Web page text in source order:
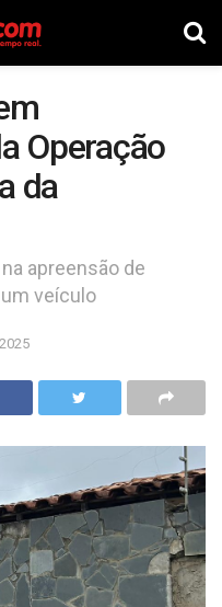
Operação
da
apreensão de
veículo